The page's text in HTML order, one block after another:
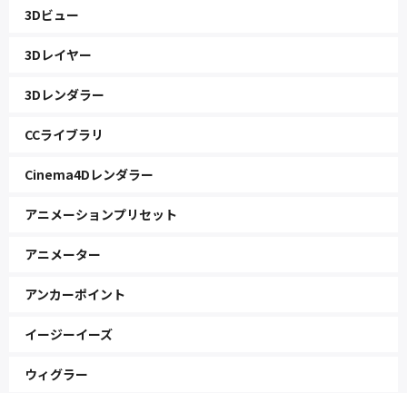
3Dビュー
3Dレイヤー
3Dレンダラー
CCライブラリ
Cinema4Dレンダラー
アニメーションプリセット
アニメーター
アンカーポイント
イージーイーズ
ウィグラー